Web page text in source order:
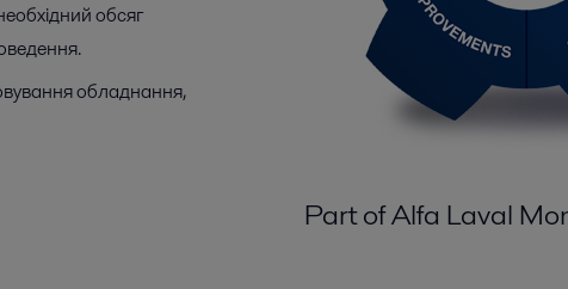
обсяг
обладнання,
Part of Alfa Laval